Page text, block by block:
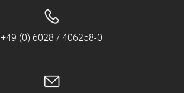
+49 (0) 6028 / 406258-0